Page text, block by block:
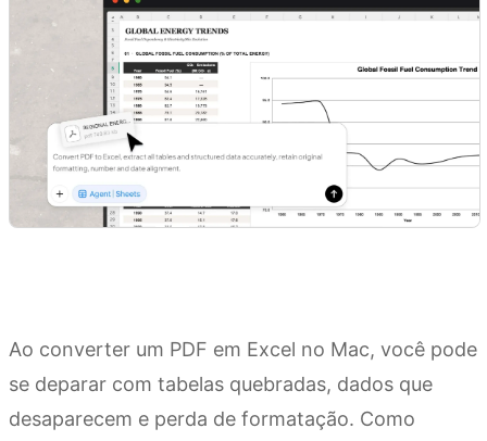
Ao converter um PDF em Excel no Mac, você pode
se deparar com tabelas quebradas, dados que
desaparecem e perda de formatação. Como